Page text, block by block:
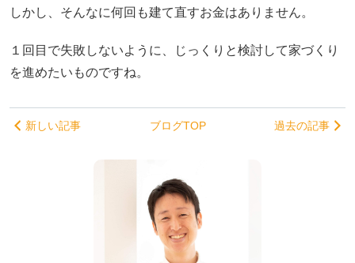
しかし、そんなに何回も建て直すお金はありません。
１回目で失敗しないように、じっくりと検討して家づくり
を進めたいものですね。
新しい記事 ブログTOP 過去の記事